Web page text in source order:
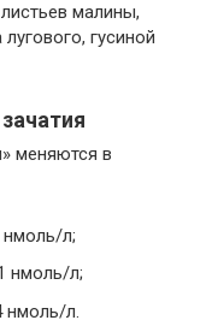
малины,
гусиной
меняются в
нмоль/л;
нмоль/л;
нмоль/л.